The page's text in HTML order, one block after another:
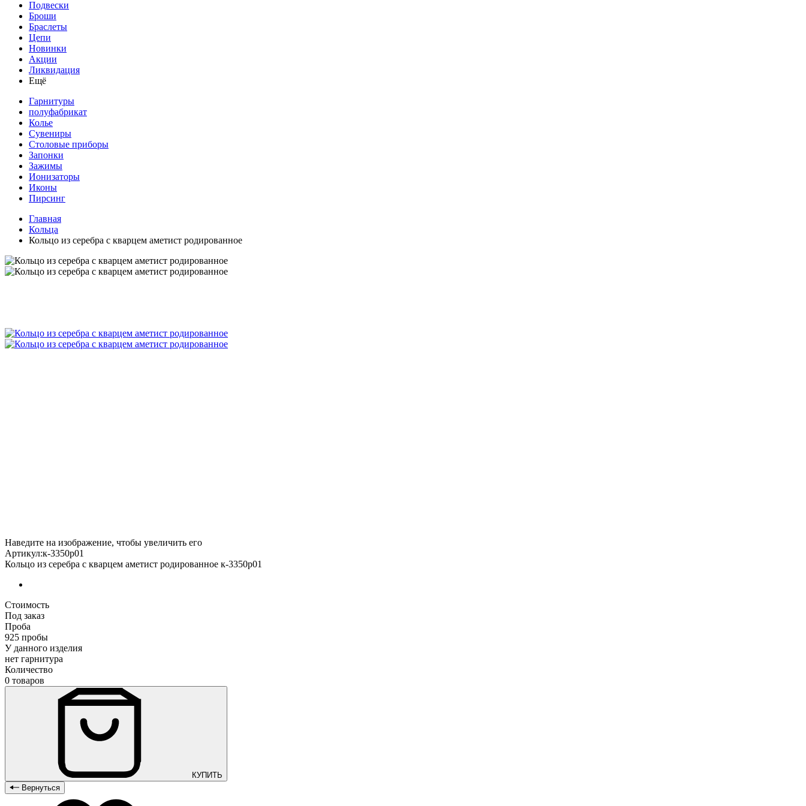
Подвески
Броши
Браслеты
Цепи
Новинки
Акции
Ликвидация
Ещё
Гарнитуры
полуфабрикат
Колье
Сувениры
Столовые приборы
Запонки
Зажимы
Ионизаторы
Иконы
Пирсинг
Главная
Кольца
Кольцо из серебра с кварцем аметист родированное
Наведите на изображение, чтобы увеличить его
Артикул:к-3350р01
Кольцо из серебра с кварцем аметист родированное к-3350р01
Стоимость
Под заказ
Проба
925 пробы
У данного изделия
нет гарнитура
Количество
0 товаров
КУПИТЬ
Вернуться